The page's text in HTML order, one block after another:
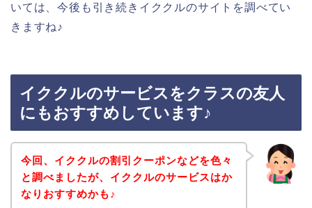
いては、今後も引き続きイククルのサイトを調べてい
きますね♪
イククルのサービスをクラスの友人
にもおすすめしています♪
今回、イククルの割引クーポンなどを色々
と調べましたが、イククルのサービスはか
なりおすすめかも♪